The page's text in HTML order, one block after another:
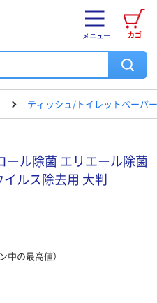
カゴ
メニュー
ティッシュ/トイレットペーパ
ール除菌 エリエール除菌
ルス除去用 大判
中の最高値）